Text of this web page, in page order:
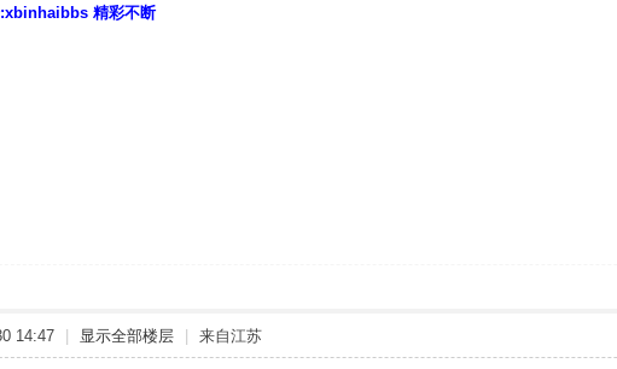
精彩不断
14:47 显示全部楼层 来自江苏